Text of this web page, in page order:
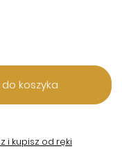
koszyka
i kupisz od ręki